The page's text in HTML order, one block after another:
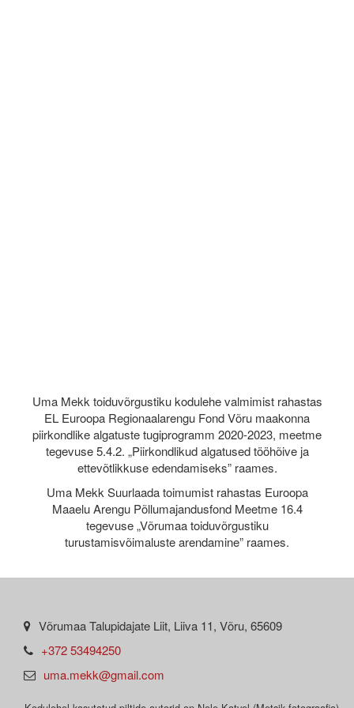
Uma Mekk toiduvõrgustiku kodulehe valmimist rahastas
EL Euroopa Regionaalarengu Fond Võru maakonna
piirkondlike algatuste tugiprogramm 2020-2023, meetme
tegevuse 5.4.2. „Piirkondlikud algatused tööhõive ja
ettevõtlikkuse edendamiseks” raames.
Uma Mekk Suurlaada toimumist rahastas Euroopa
Maaelu Arengu Põllumajandusfond Meetme 16.4
tegevuse „Võrumaa toiduvõrgustiku
turustamisvõimaluste arendamine” raames.
Võrumaa Talupidajate Liit, Liiva 11, Võru, 65609
+372 53494250
uma.mekk@gmail.com